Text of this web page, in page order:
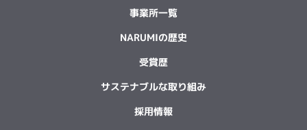
事業所一覧
NARUMIの歴史
受賞歴
サステナブルな取り組み
採用情報